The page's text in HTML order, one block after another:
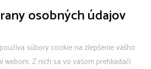
osobných údajov
súbory cookie na zlepšenie vášho
webom. Z nich sa vo vašom prehliadači